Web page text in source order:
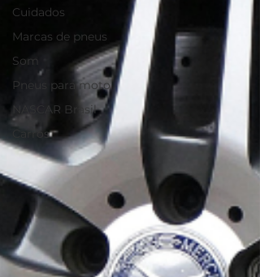
Cuidados
Marcas de pneus
Som
Pneus para moto
NASCAR Brasil
Carros